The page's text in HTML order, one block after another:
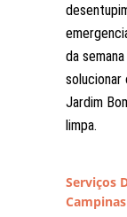
da
solucionar
Jardim
limpa.
Serviços